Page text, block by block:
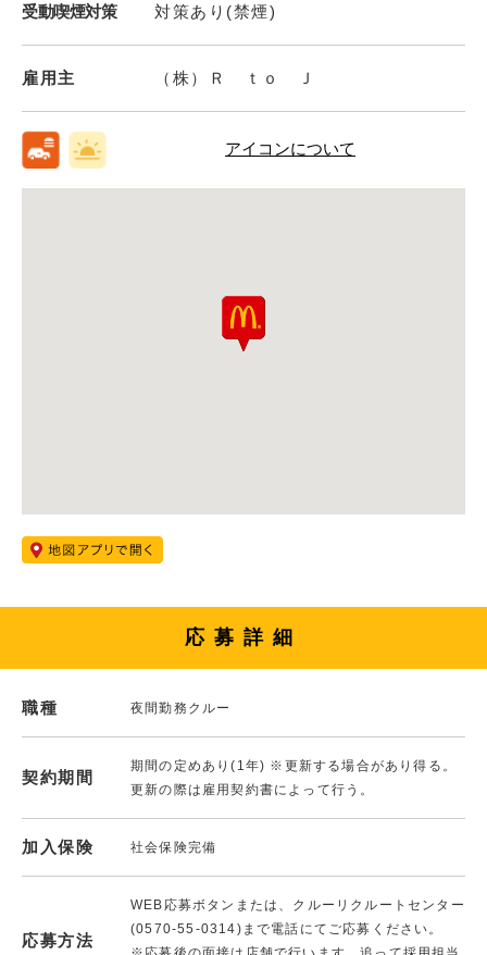
受動喫煙対策 対策あり(禁煙)
雇用主 （株）Ｒ ｔｏ Ｊ
アイコンについて
応募詳細
職種 夜間勤務クルー
契約期間
期間の定めあり(1年) ※更新する場合があり得る。
更新の際は雇用契約書によって行う。
加入保険 社会保険完備
応募方法
WEB応募ボタンまたは、クルーリクルートセンター
(0570-55-0314)まで電話にてご応募ください。